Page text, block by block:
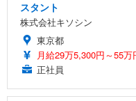
スタント
株式会社キソシン
東京都
月給29万5,300円～55万
正社員